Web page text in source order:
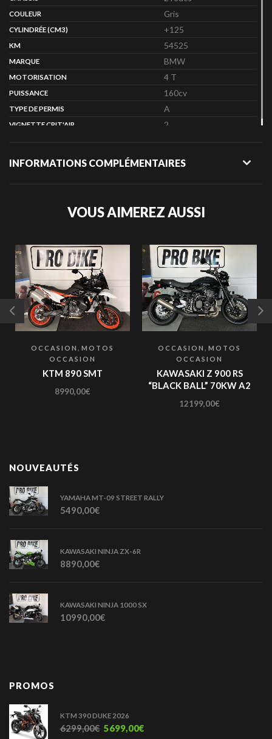
COULEUR Gris
CYLINDRÉE (CM3) +125
KM 54525
MARQUE BMW
MOTORISATION 4 T
PUISSANCE 160cv
TYPE DE PERMIS A
VIGNETTE CRIT'AIR 2
INFORMATIONS COMPLÉMENTAIRES
VOUS AIMEREZ AUSSI
OCCASION , MOTOS
OCCASION
KTM 890 SMT
8990,00€
OCCASION , MOTOS
OCCASION
KAWASAKI Z 900 RS
“BLACK BALL” 70KW A2
12199,00€
NOUVEAUTÉS
YAMAHA MT-09 STREET RALLY
5490,00€
KAWASAKI NINJA ZX-6R
8890,00€
KAWASAKI NINJA 1000 SX
10990,00€
PROMOS
KTM 390 DUKE 2026
6299,00€ 5699,00€